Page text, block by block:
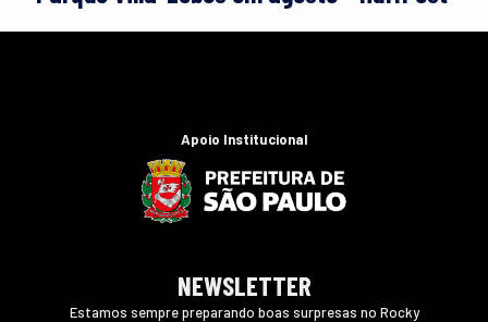
Apoio Institucional
NEWSLETTER
Estamos sempre preparando boas surpresas no Rocky